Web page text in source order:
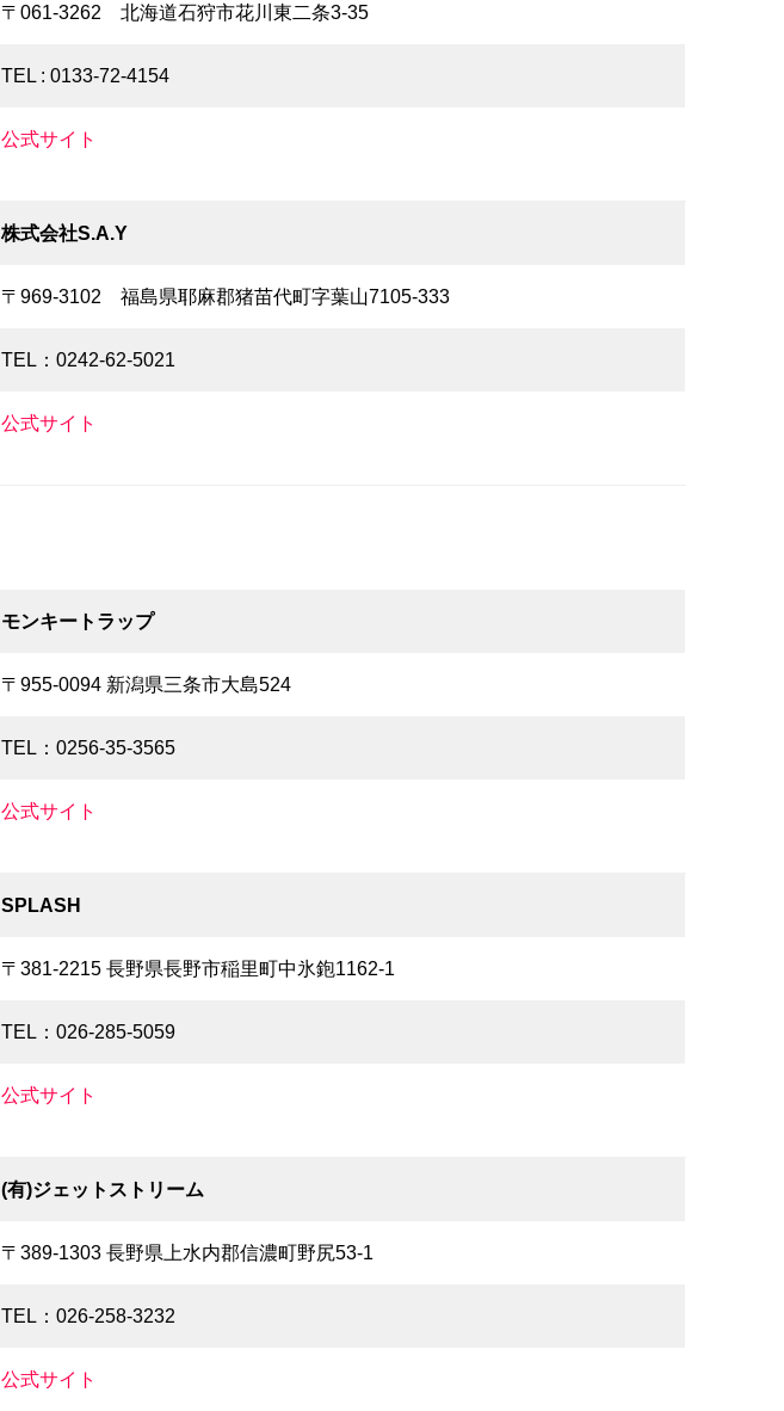
〒061-3262 北海道石狩市花川東二条3-35
TEL : 0133-72-4154
公式サイト
株式会社S.A.Y
〒969-3102 福島県耶麻郡猪苗代町字葉山7105-333
TEL：0242-62-5021
公式サイト
モンキートラップ
〒955-0094 新潟県三条市大島524
TEL：0256-35-3565
公式サイト
SPLASH
〒381-2215 長野県長野市稲里町中氷鉋1162-1
TEL：026-285-5059
公式サイト
(有)ジェットストリーム
〒389-1303 長野県上水内郡信濃町野尻53-1
TEL：026-258-3232
公式サイト